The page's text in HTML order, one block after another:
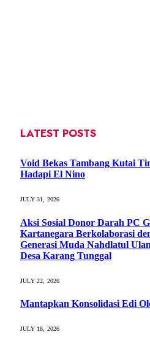
LATEST POSTS
Void Bekas Tambang Kutai
Hadapi El Nino
JULY 31, 2026
Aksi Sosial Donor Darah PC
Kartanegara Berkolaborasi
Generasi Muda Nahdlatul
Desa Karang Tunggal
JULY 22, 2026
Mantapkan Konsolidasi Edi
JULY 18, 2026